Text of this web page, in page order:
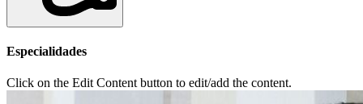
Especialidades
Click on the Edit Content button to edit/add the content.